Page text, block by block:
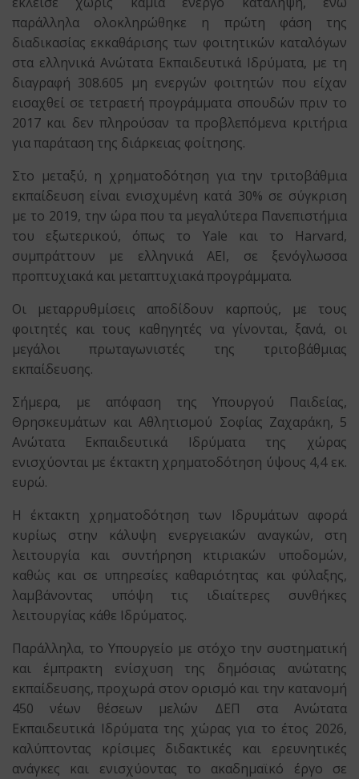
παράλληλα ολοκληρώθηκε η πρώτη φάση της
διαδικασίας εκκαθάρισης των φοιτητικών καταλόγων
στα ελληνικά Ανώτατα Εκπαιδευτικά Ιδρύματα, με τη
διαγραφή 308.605 μη ενεργών φοιτητών που είχαν
εισαχθεί σε τετραετή προγράμματα σπουδών πριν το
2017 και δεν πληρούσαν τα προβλεπόμενα κριτήρια
για παράταση της διάρκειας φοίτησης.
Στο μεταξύ, η χρηματοδότηση για την τριτοβάθμια
εκπαίδευση είναι ενισχυμένη κατά 30% σε σύγκριση
με το 2019, την ώρα που τα μεγαλύτερα Πανεπιστήμια
του εξωτερικού, όπως το Yale και το Harvard,
συμπράττουν με ελληνικά ΑΕΙ, σε ξενόγλωσσα
προπτυχιακά και μεταπτυχιακά προγράμματα.
Οι μεταρρυθμίσεις αποδίδουν καρπούς, με τους
φοιτητές και τους καθηγητές να γίνονται, ξανά, οι
μεγάλοι πρωταγωνιστές της τριτοβάθμιας
εκπαίδευσης.
Σήμερα, με απόφαση της Υπουργού Παιδείας,
Θρησκευμάτων και Αθλητισμού Σοφίας Ζαχαράκη, 5
Ανώτατα Εκπαιδευτικά Ιδρύματα της χώρας
ενισχύονται με έκτακτη χρηματοδότηση ύψους 4,4 εκ.
ευρώ.
Η έκτακτη χρηματοδότηση των Ιδρυμάτων αφορά
κυρίως στην κάλυψη ενεργειακών αναγκών, στη
λειτουργία και συντήρηση κτιριακών υποδομών,
καθώς και σε υπηρεσίες καθαριότητας και φύλαξης,
λαμβάνοντας υπόψη τις ιδιαίτερες συνθήκες
λειτουργίας κάθε Ιδρύματος.
Παράλληλα, το Υπουργείο με στόχο την συστηματική
και έμπρακτη ενίσχυση της δημόσιας ανώτατης
εκπαίδευσης, προχωρά στον ορισμό και την κατανομή
450 νέων θέσεων μελών ΔΕΠ στα Ανώτατα
Εκπαιδευτικά Ιδρύματα της χώρας για το έτος 2026,
καλύπτοντας κρίσιμες διδακτικές και ερευνητικές
ανάγκες και ενισχύοντας το ακαδημαϊκό έργο σε